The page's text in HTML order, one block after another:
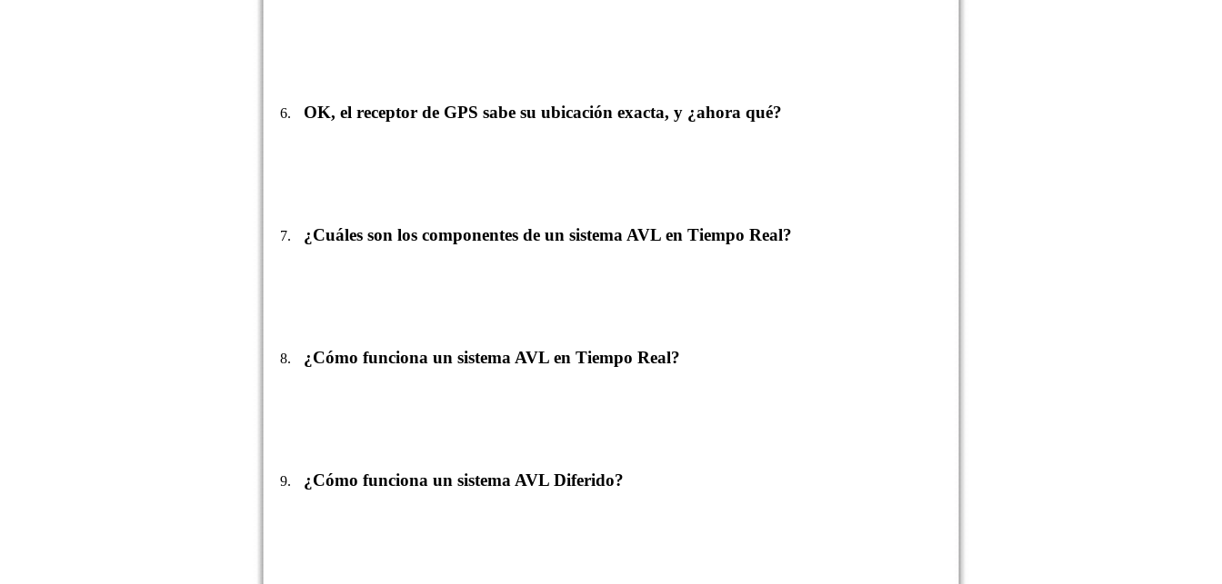
OK, el receptor de GPS sabe su ubicación exacta, y ¿ahora qué?
¿Cuáles son los componentes de un sistema AVL en Tiempo Real?
¿Cómo funciona un sistema AVL en Tiempo Real?
¿Cómo funciona un sistema AVL Diferido?